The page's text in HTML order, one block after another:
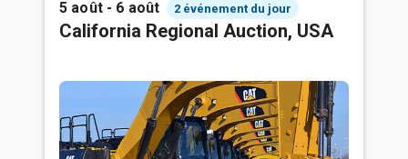
5 août - 6 août 2 événement du jour
California Regional Auction, USA